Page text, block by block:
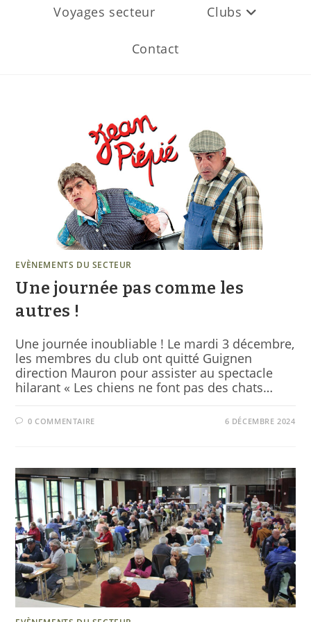
Voyages secteur Clubs
Contact
EVÈNEMENTS DU SECTEUR
Une journée pas comme les
autres !
Une journée inoubliable ! Le mardi 3 décembre,
les membres du club ont quitté Guignen
direction Mauron pour assister au spectacle
hilarant « Les chiens ne font pas des chats…
0 COMMENTAIRE 6 DÉCEMBRE 2024